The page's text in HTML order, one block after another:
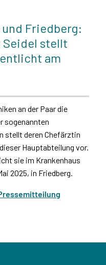
Friedberg:
Seidel stellt
am
an der Paar die
sogenannten
stellt deren Chefärztin
Hauptabteilung vor.
sie im Krankenhaus
2025, in Friedberg.